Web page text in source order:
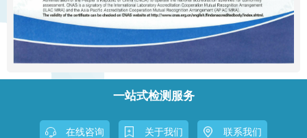
一站式检测服务
在线咨询 关于我们 联系我们